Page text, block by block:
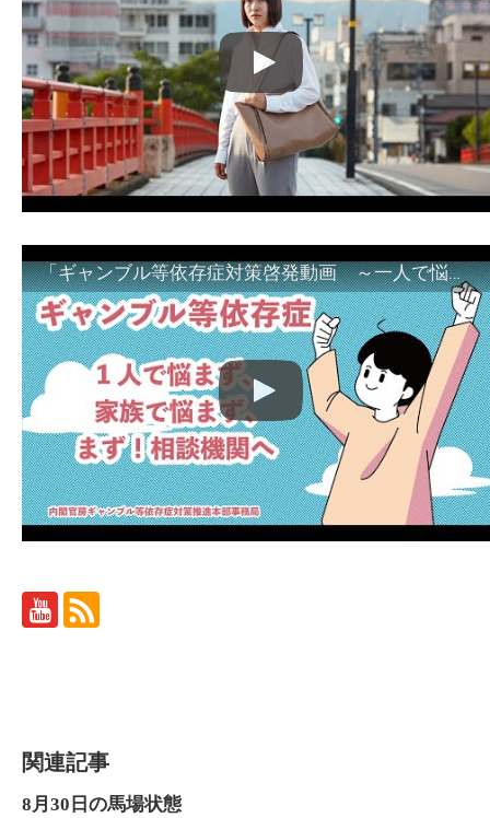
「ギャンブル等依存症対策啓発動画 ～一人で悩まず、家族で悩まず、まず！相談機関へ～」
関連記事
8月30日の馬場状態